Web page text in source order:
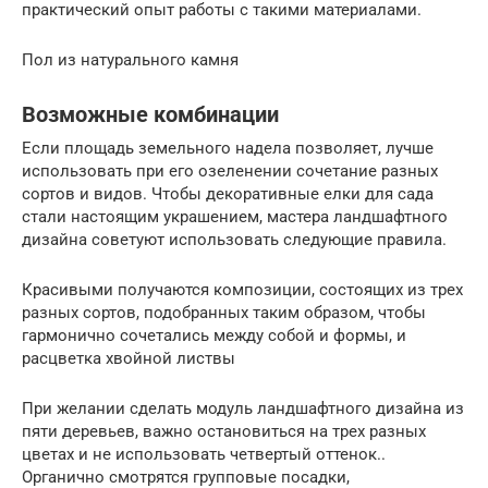
практический опыт работы с такими материалами.
Пол из натурального камня
Возможные комбинации
Если площадь земельного надела позволяет, лучше
использовать при его озеленении сочетание разных
сортов и видов. Чтобы декоративные елки для сада
стали настоящим украшением, мастера ландшафтного
дизайна советуют использовать следующие правила.
Красивыми получаются композиции, состоящих из трех
разных сортов, подобранных таким образом, чтобы
гармонично сочетались между собой и формы, и
расцветка хвойной листвы
При желании сделать модуль ландшафтного дизайна из
пяти деревьев, важно остановиться на трех разных
цветах и не использовать четвертый оттенок..
Органично смотрятся групповые посадки,